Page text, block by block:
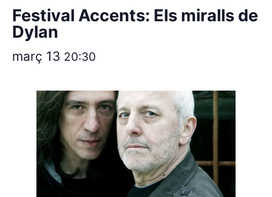
Festival Accents: Els miralls de
Dylan
març 13 20:30